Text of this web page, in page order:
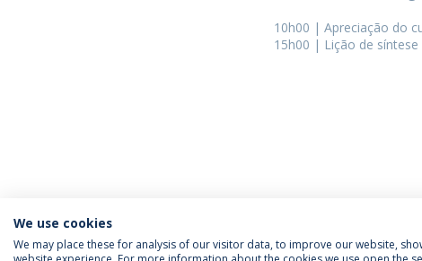
10h00 | Apreciação do
15h00 | Lição de síntese
We use cookies
We may place these for analysis of our visitor data, to improve our website,